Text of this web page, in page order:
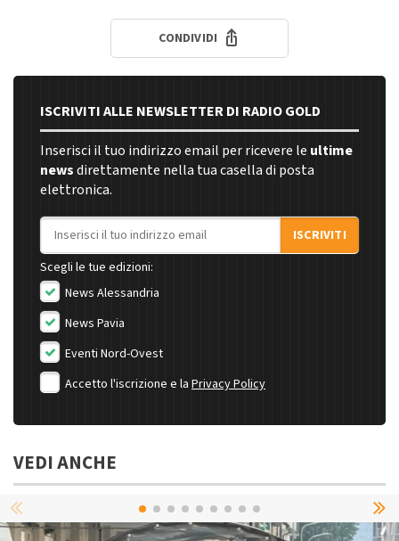
CONDIVIDI
ISCRIVITI ALLE NEWSLETTER DI RADIO GOLD
Inserisci il tuo indirizzo email per ricevere le ultime
newsdirettamente nella tua casella di posta
elettronica.
Indirizzo email
ISCRIVITI
Scegli le tue edizioni:
News Alessandria
News Pavia
Eventi Nord-Ovest
Accetto l'iscrizione e la Privacy Policy
VEDI ANCHE